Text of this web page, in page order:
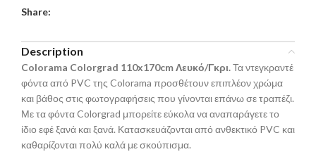
Share:
Description
Colorama Colorgrad 110x170cm Λευκό/Γκρι.Τα ντεγκραντέ
φόντα από PVC της Colorama προσθέτουν επιπλέον χρώμα
και βάθος στις φωτογραφήσεις που γίνονται επάνω σε τραπέζι.
Με τα φόντα Colorgrad μπορείτε εύκολα να αναπαράγετε το
ίδιο εφέ ξανά και ξανά. Κατασκευάζονται από ανθεκτικό PVC και
καθαρίζονται πολύ καλά με σκούπισμα.